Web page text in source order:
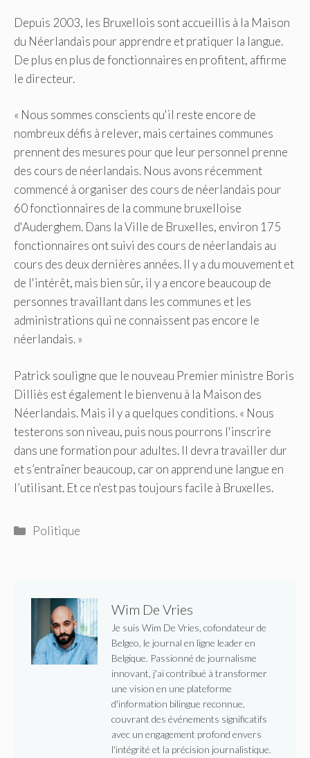
Depuis 2003, les Bruxellois sont accueillis à la Maison
du Néerlandais pour apprendre et pratiquer la langue.
De plus en plus de fonctionnaires en profitent, affirme
le directeur.
« Nous sommes conscients qu'il reste encore de
nombreux défis à relever, mais certaines communes
prennent des mesures pour que leur personnel prenne
des cours de néerlandais. Nous avons récemment
commencé à organiser des cours de néerlandais pour
60 fonctionnaires de la commune bruxelloise
d'Auderghem. Dans la Ville de Bruxelles, environ 175
fonctionnaires ont suivi des cours de néerlandais au
cours des deux dernières années. Il y a du mouvement et
de l'intérêt, mais bien sûr, il y a encore beaucoup de
personnes travaillant dans les communes et les
administrations qui ne connaissent pas encore le
néerlandais. »
Patrick souligne que le nouveau Premier ministre Boris
Dilliès est également le bienvenu à la Maison des
Néerlandais. Mais il y a quelques conditions. « Nous
testerons son niveau, puis nous pourrons l'inscrire
dans une formation pour adultes. Il devra travailler dur
et s’entraîner beaucoup, car on apprend une langue en
l’utilisant. Et ce n'est pas toujours facile à Bruxelles.
Catégories
Politique
Wim De Vries
Je suis Wim De Vries, cofondateur de
Belgeo, le journal en ligne leader en
Belgique. Passionné de journalisme
innovant, j'ai contribué à transformer
une vision en une plateforme
d'information bilingue reconnue,
couvrant des événements significatifs
avec un engagement profond envers
l'intégrité et la précision journalistique.